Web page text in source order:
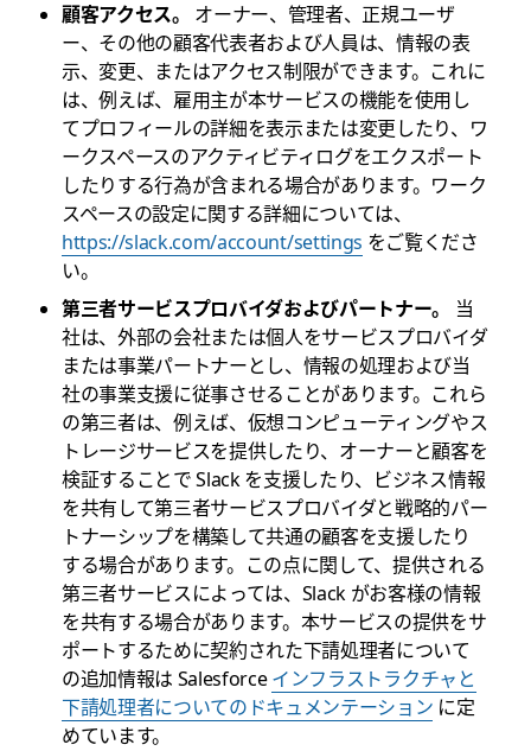
顧客アクセス。
オーナー、管理者、正規ユーザ
ー、その他の顧客代表者および人員は、情報の表
示、変更、またはアクセス制限ができます。これに
は、例えば、雇用主が本サービスの機能を使用し
てプロフィールの詳細を表示または変更したり、ワ
ークスペースのアクティビティログをエクスポート
したりする行為が含まれる場合があります。ワーク
スペースの設定に関する詳細については、
https://slack.com/account/settings をご覧くださ
い。
第三者サービスプロバイダおよびパートナー。
当
社は、外部の会社または個人をサービスプロバイダ
または事業パートナーとし、情報の処理および当
社の事業支援に従事させることがあります。これら
の第三者は、例えば、仮想コンピューティングやス
トレージサービスを提供したり、オーナーと顧客を
検証することで Slack を支援したり、ビジネス情報
を共有して第三者サービスプロバイダと戦略的パー
トナーシップを構築して共通の顧客を支援したり
する場合があります。この点に関して、提供される
第三者サービスによっては、Slack がお客様の情報
を共有する場合があります。本サービスの提供をサ
ポートするために契約された下請処理者について
の追加情報は Salesforceインフラストラクチャと
下請処理者についてのドキュメンテーション に定
めています。